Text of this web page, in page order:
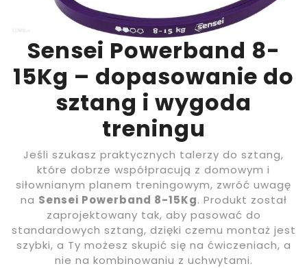
Sensei Powerband 8-
15Kg – dopasowanie do
sztang i wygoda
treningu
Jeśli szukasz praktycznych talerzy do sztang,
które dobrze współpracują z domowym i
siłownianym planem treningowym, zwróć uwagę
na Sensei Powerband 8-15Kg. Produkt został
zaprojektowany tak, aby pasować do
standardowych sztang, dzięki czemu montaż jest
szybki, a Ty możesz skupić się na ćwiczeniach, a
nie na kombinowaniu z uchwytami.